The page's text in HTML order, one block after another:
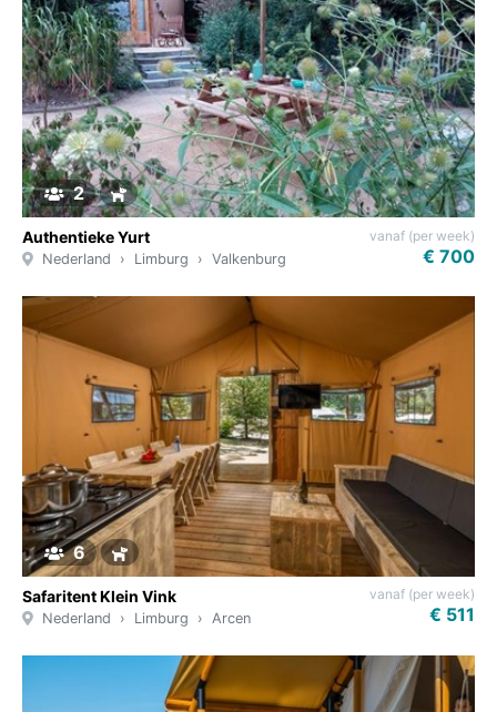
2
Authentieke Yurt
Nederland Limburg Valkenburg
vanaf (per week)
€ 700
6
Safaritent Klein Vink
Nederland Limburg Arcen
vanaf (per week)
€ 511